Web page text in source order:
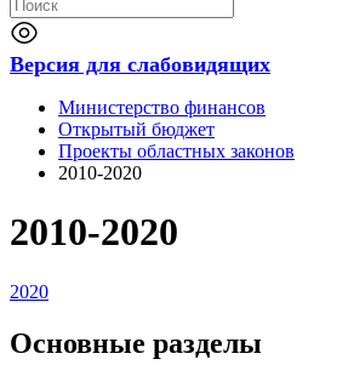
Версия для слабовидящих
Министерство финансов
Открытый бюджет
Проекты областных законов
2010-2020
2010-2020
2020
Основные разделы